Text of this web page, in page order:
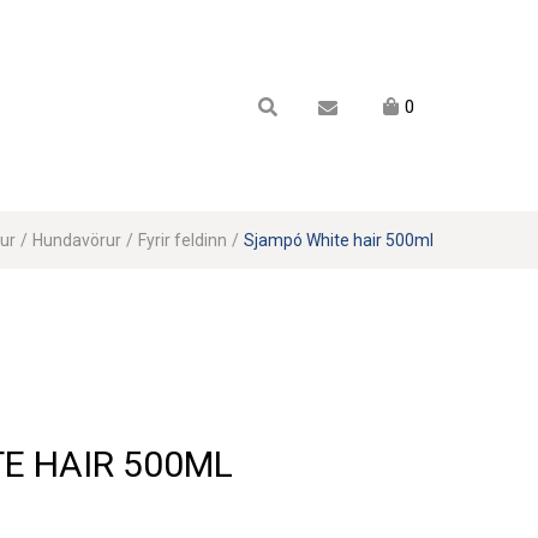
0
/ Hundavörur / Fyrir feldinn / Sjampó White hair 500ml
HAIR 500ML